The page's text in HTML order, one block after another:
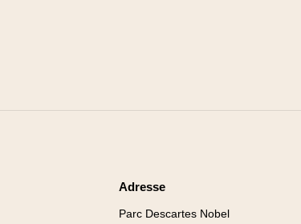
Adresse
Parc Descartes Nobel